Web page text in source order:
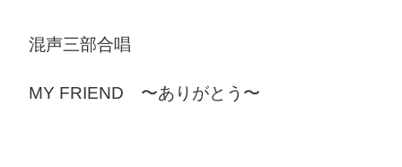
混声三部合唱
MY FRIEND 〜ありがとう〜